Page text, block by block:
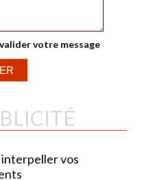
votre message
vos